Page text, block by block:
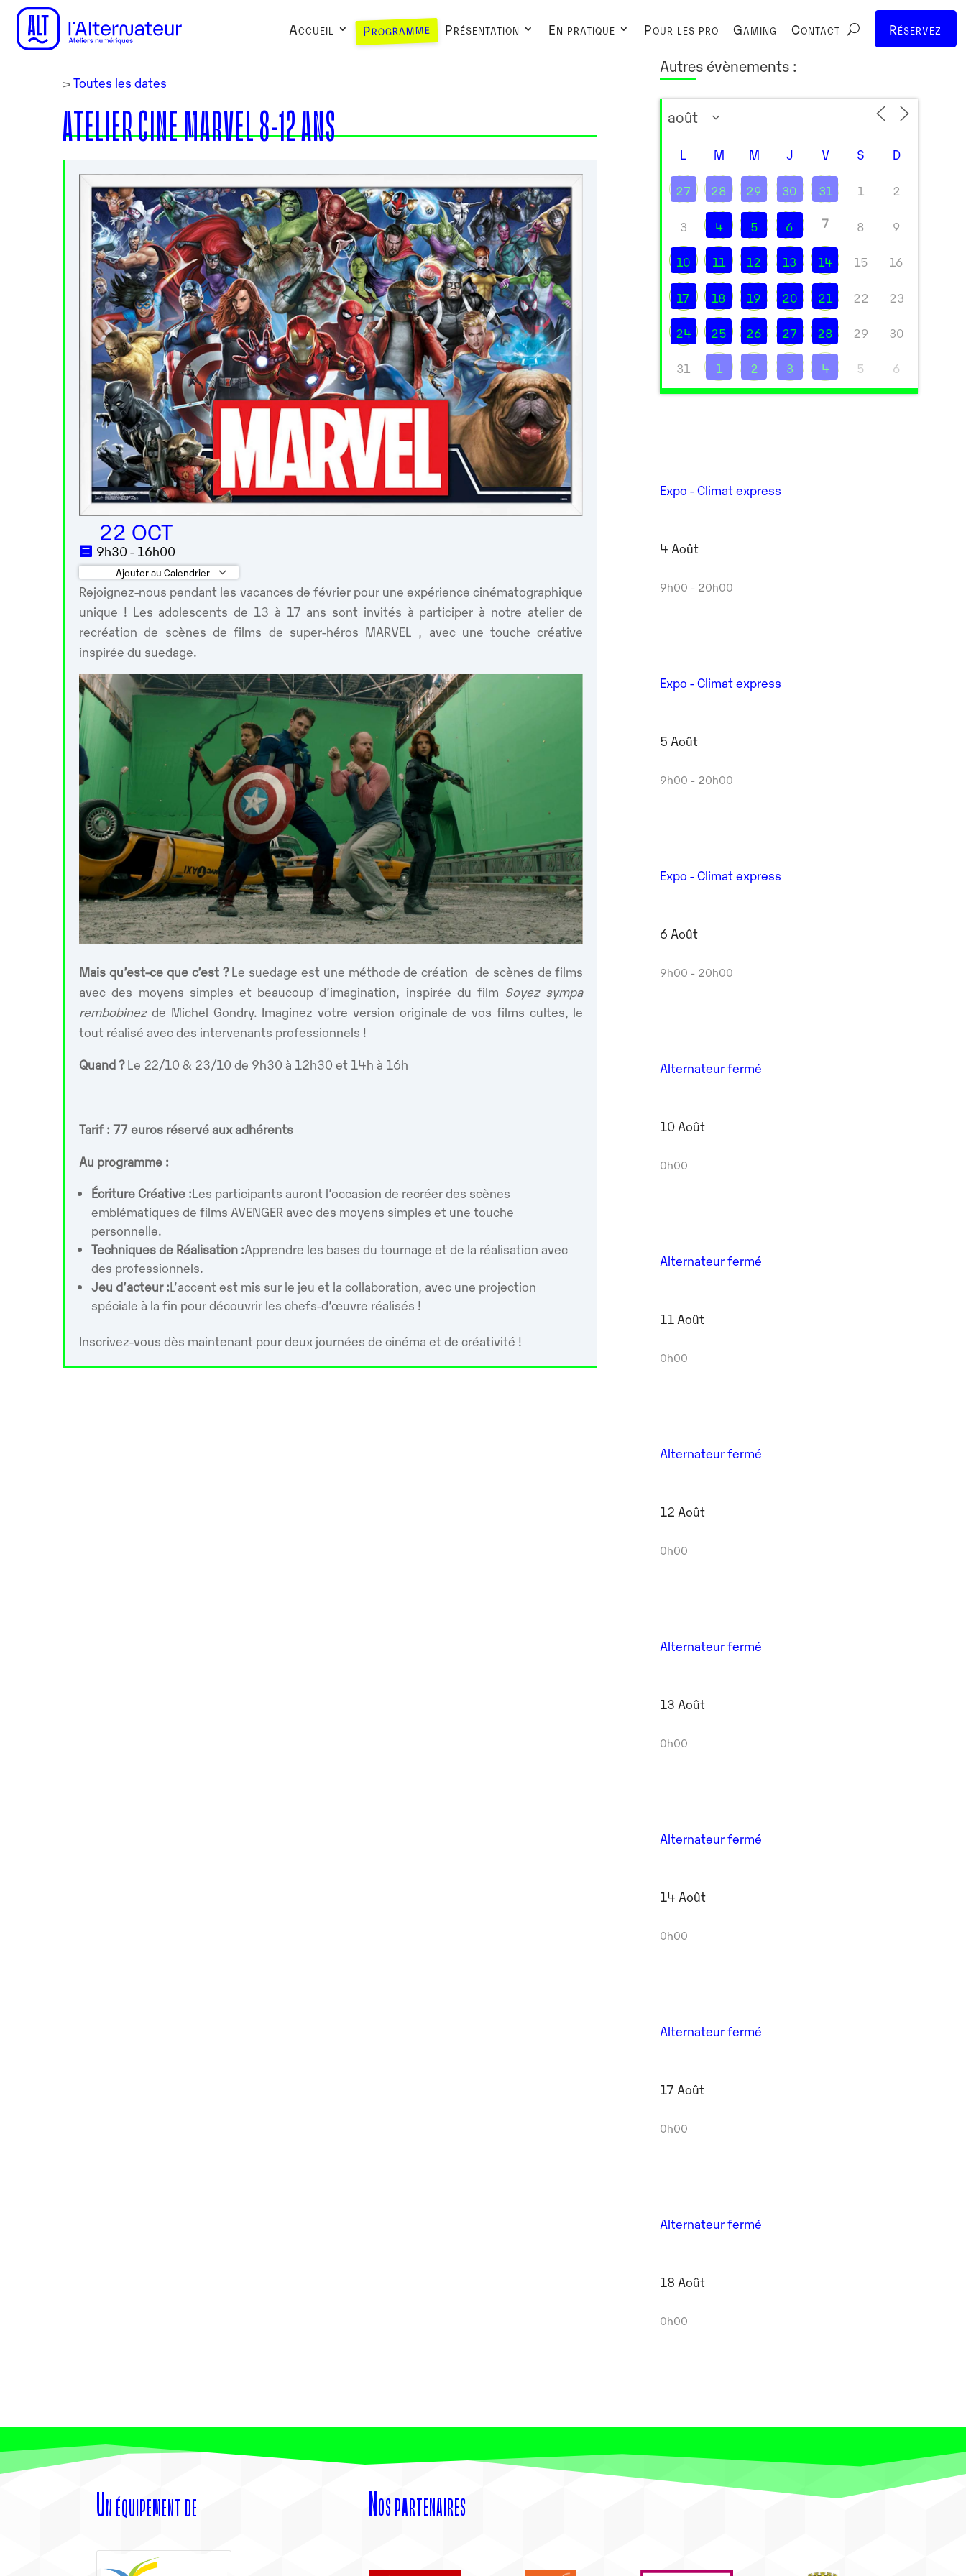
Accueil Programme Présentation En pratique Pour les pro Gaming Contact Réservez
> Toutes les dates
ATELIER CINE MARVEL 8-12 ANS
22 OCT
9h30 - 16h00
Ajouter au Calendrier
Télécharger ICS Calendrier Google iCalendar Office 365 Outlook Live
Rejoignez-nous pendant les vacances de février pour une expérience cinématographique
unique ! Les adolescents de 13 à 17 ans sont invités à participer à notre atelier de
recréation de scènes de films de super-héros MARVEL , avec une touche créative
inspirée du suedage.
Mais qu’est-ce que c’est ?Le suedage est une méthode de création de scènes de films
avec des moyens simples et beaucoup d’imagination, inspirée du film Soyez sympa
rembobinezde Michel Gondry. Imaginez votre version originale de vos films cultes, le
tout réalisé avec des intervenants professionnels !
Quand ?Le 22/10 & 23/10 de 9h30 à 12h30 et 14h à 16h
Tarif : 77 euros réservé aux adhérents
Au programme :
Écriture Créative :Les participants auront l’occasion de recréer des scènes
emblématiques de films AVENGER avec des moyens simples et une touche
personnelle.
Techniques de Réalisation :Apprendre les bases du tournage et de la réalisation avec
des professionnels.
Jeu d’acteur :L’accent est mis sur le jeu et la collaboration, avec une projection
spéciale à la fin pour découvrir les chefs-d’œuvre réalisés !
Inscrivez-vous dès maintenant pour deux journées de cinéma et de créativité !
Autres évènements :
L M M J V S D
27 28 29 30 31 1 2
3 4 5 6 7 8 9
10 11 12 13 14 15 16
17 18 19 20 21 22 23
24 25 26 27 28 29 30
31 1 2 3 4 5 6
Expo - Climat express
4 Août
9h00 - 20h00
Expo - Climat express
5 Août
9h00 - 20h00
Expo - Climat express
6 Août
9h00 - 20h00
Alternateur fermé
10 Août
0h00
Alternateur fermé
11 Août
0h00
Alternateur fermé
12 Août
0h00
Alternateur fermé
13 Août
0h00
Alternateur fermé
14 Août
0h00
Alternateur fermé
17 Août
0h00
Alternateur fermé
18 Août
0h00
Un équipement de Nos partenaires